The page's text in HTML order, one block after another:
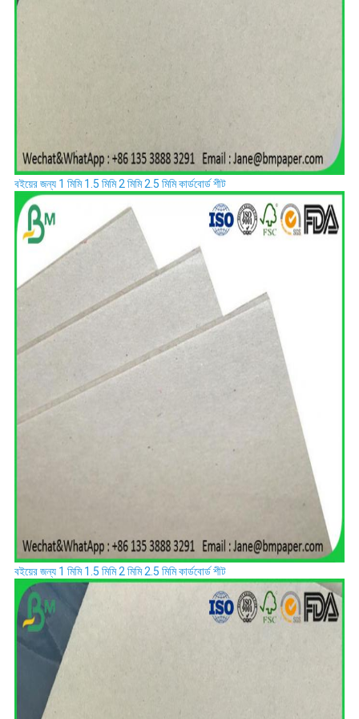
বইয়ের জন্য 1 মিমি 1.5 মিমি 2 মিমি 2.5 মিমি কার্ডবোর্ড শীট
বইয়ের জন্য 1 মিমি 1.5 মিমি 2 মিমি 2.5 মিমি কার্ডবোর্ড শীট